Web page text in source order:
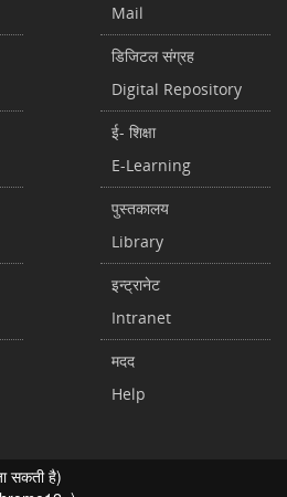
Mail
डिजिटल संग्रह
Digital Repository
ई- शिक्षा
E-Learning
पुस्तकालय
Library
इन्ट्रानेट
Intranet
मदद
Help
सकती है)